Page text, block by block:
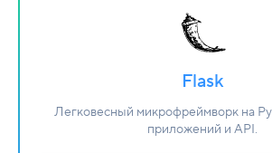
Flask
Легковесный микрофреймворк на
приложений и API.